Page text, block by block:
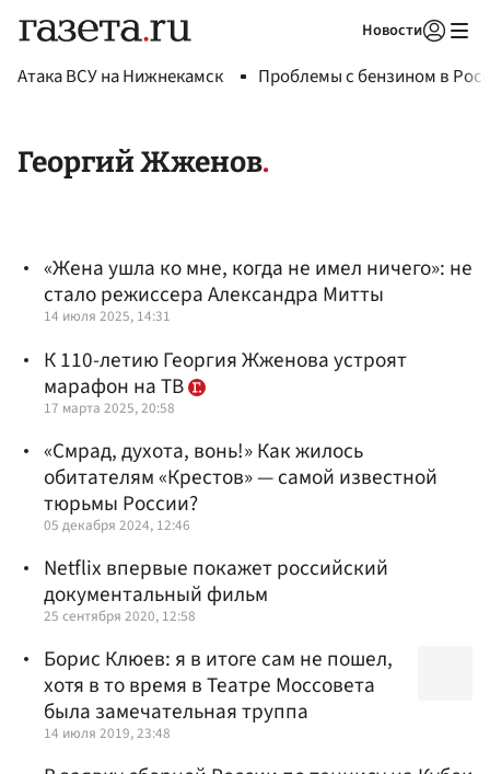
Новости
Атака ВСУ на Нижнекамск Проблемы с бензином в
Георгий Жженов
«Жена ушла ко мне, когда не имел ничего»: не
стало режиссера Александра Митты
14 июля 2025, 14:31
К 110-летию Георгия Жженова устроят
марафон на ТВ
17 марта 2025, 20:58
«Смрад, духота, вонь!» Как жилось
обитателям «Крестов» — самой известной
тюрьмы России?
05 декабря 2024, 12:46
Netflix впервые покажет российский
документальный фильм
25 сентября 2020, 12:58
Борис Клюев: я в итоге сам не пошел,
хотя в то время в Театре Моссовета
была замечательная труппа
14 июля 2019, 23:48